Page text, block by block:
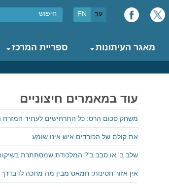
חיפוש EN עב
מאגר העיתונות ספריית המרכז
עוד במאמרים חיצוניים
משחק סכום הרס: כל התרחישים לעתיד המזרח
את קולם של הכורדים איש אינו שומע
שלב ב' או סבב ב'? המלכודת שמסתתרת
אין אזור חסינות: חמאס מבין מה מחכה לו